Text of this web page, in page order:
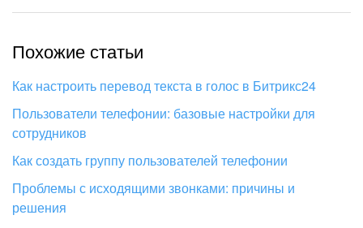
Похожие статьи
Как настроить перевод текста в голос в Битрикс24
Пользователи телефонии: базовые настройки для
сотрудников
Как создать группу пользователей телефонии
Проблемы с исходящими звонками: причины и
решения